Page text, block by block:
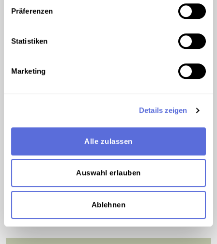
Präferenzen
Statistiken
Marketing
Details zeigen
Alle zulassen
Auswahl erlauben
Ablehnen
©
Die Fahne des französischen 66. Infanterie
Join the Army
00:02:38AUDIO
God bless the Prince of Wales